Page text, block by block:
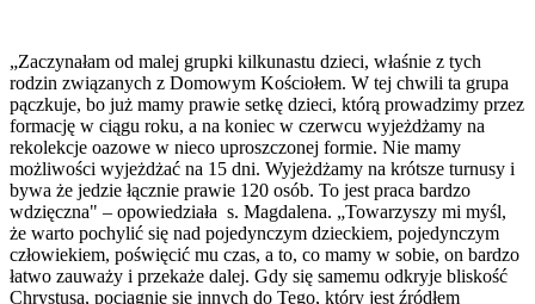
„Zaczynałam od malej grupki kilkunastu dzieci, właśnie z tych
rodzin związanych z Domowym Kościołem. W tej chwili ta grupa
pączkuje, bo już mamy prawie setkę dzieci, którą prowadzimy przez
formację w ciągu roku, a na koniec w czerwcu wyjeżdżamy na
rekolekcje oazowe w nieco uproszczonej formie. Nie mamy
możliwości wyjeżdżać na 15 dni. Wyjeżdżamy na krótsze turnusy i
bywa że jedzie łącznie prawie 120 osób. To jest praca bardzo
wdzięczna" – opowiedziała s. Magdalena. „Towarzyszy mi myśl,
że warto pochylić się nad pojedynczym dzieckiem, pojedynczym
człowiekiem, poświęcić mu czas, a to, co mamy w sobie, on bardzo
łatwo zauważy i przekaże dalej. Gdy się samemu odkryje bliskość
Chrystusa, pociągnie się innych do Tego, który jest źródłem